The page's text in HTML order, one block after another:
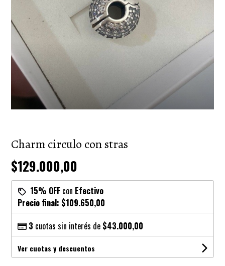
Charm circulo con stras
$129.000,00
15% OFF con Efectivo
Precio final: $109.650,00
3 cuotas sin interés de $43.000,00
Ver cuotas y descuentos